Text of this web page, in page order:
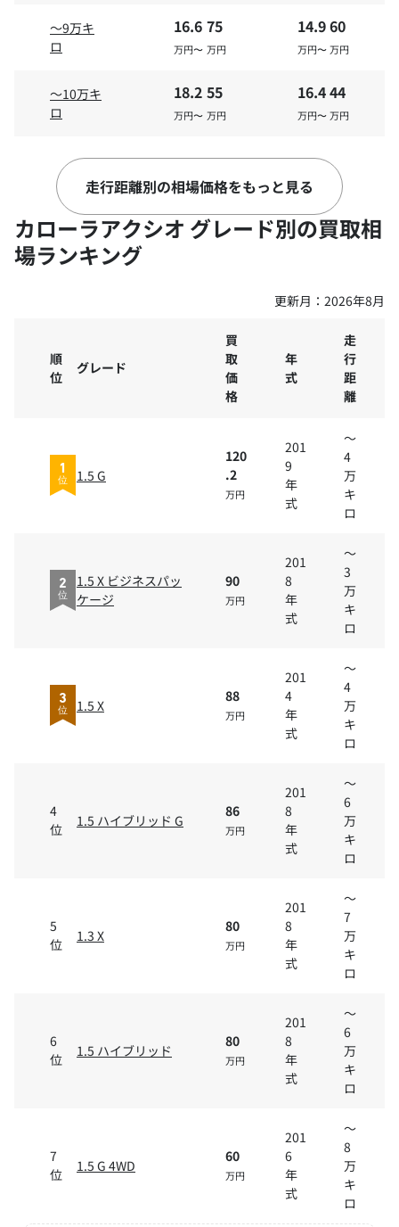
～9万キ
ロ
16.6
万円〜
75
万円
14.9
万円〜
60
万円
～10万キ
ロ
18.2
万円〜
55
万円
16.4
万円〜
44
万円
～13万キ
21
万
79.
9万
18.
9万
63.
9万
15 50 13.5 40
～17万キ
ロ
円〜
万円
16.
2万
円〜
46.
4
円
万
8万
20万1キ
走行距離別の相場価格をもっと見る
カローラアクシオ グレード別の買取相
場ランキング
更新月： 2026年8月
順
位
グレード
買
取
価
格
年
式
走
行
距
離
1
位 1.5 G
120
.2
万円
201
9
年
式
～
4
万
キ
ロ
2
位
1.5 X ビジネスパッ
ケージ
90
万円
201
8
年
式
～
3
万
キ
ロ
3
位 1.5 X
88
万円
201
4
年
式
～
4
万
キ
ロ
4
位
1.5 ハイブリッド G
86
万円
201
8
年
式
～
6
万
キ
ロ
5
位
1.3 X
80
万円
201
8
年
式
～
7
万
キ
ロ
6
位
1.5 ハイブリッド
80
万円
201
8
年
式
～
6
万
キ
ロ
7
位
1.5 G 4WD
60
万円
201
6
年
式
～
8
万
キ
ロ